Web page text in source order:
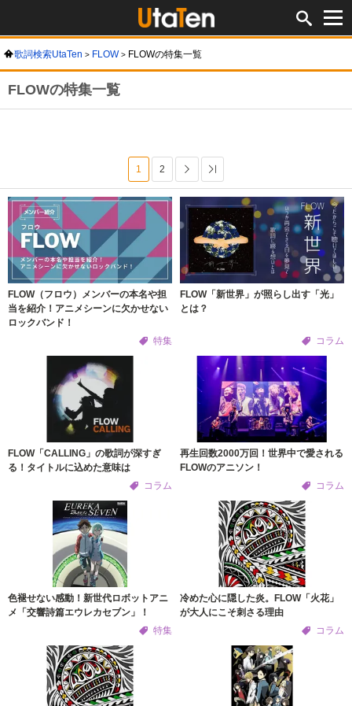
歌詞検索UtaTen FLOW FLOWの特集一覧
FLOWの特集一覧
1 2 次へ
FLOW（フロウ）メンバーの本名や担
当を紹介！アニメシーンに欠かせない
ロックバンド！
特集
FLOW「新世界」が照らし出す「光」
とは？
コラム
FLOW「CALLING」の歌詞が深すぎ
る！タイトルに込めた意味は
コラム
再生回数2000万回！世界中で愛される
FLOWのアニソン！
コラム
色褪せない感動！新世代ロボットアニ
メ「交響詩篇エウレカセブン」！
特集
冷めた心に隠した炎。FLOW「火花」
が大人にこそ刺さる理由
コラム